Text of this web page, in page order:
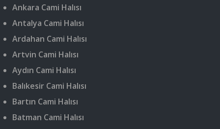
Ankara Cami Halısı
Antalya Cami Halısı
Ardahan Cami Halısı
Artvin Cami Halısı
Aydın Cami Halısı
Balıkesir Cami Halısı
Bartın Cami Halısı
Batman Cami Halısı